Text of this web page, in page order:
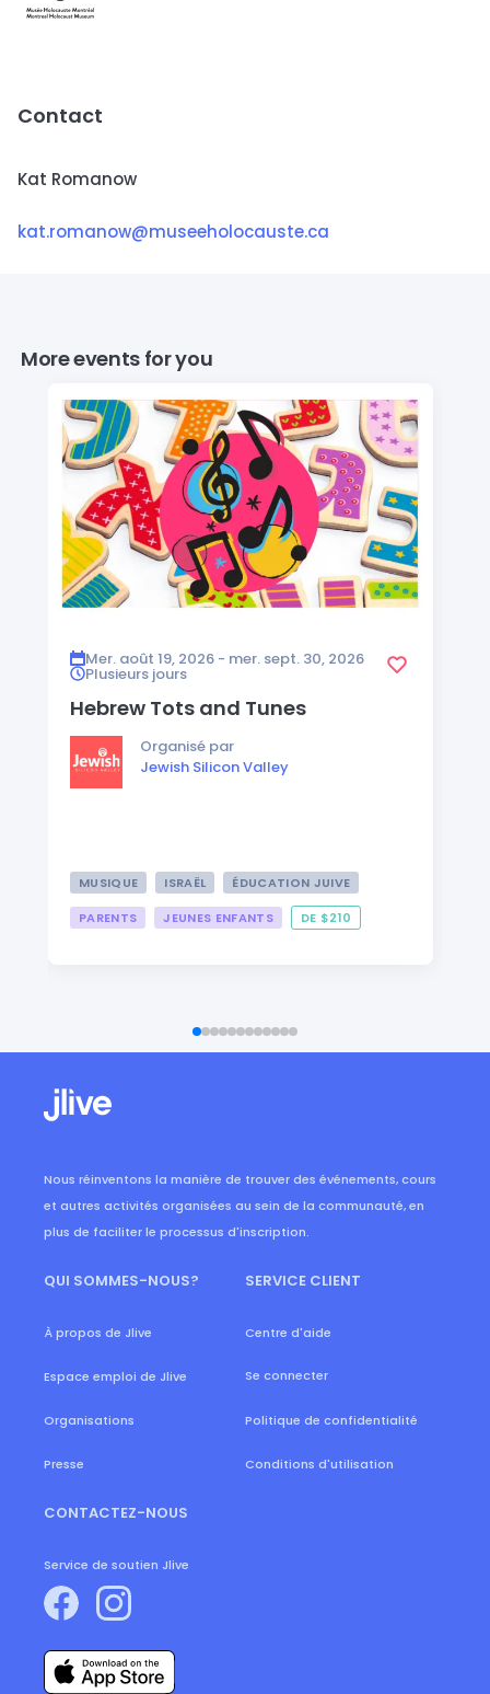
Contact
Kat Romanow
kat.romanow@museeholocauste.ca
More events for you
Mer. août 19, 2026 - mer. sept. 30, 2026
Plusieurs jours
Hebrew Tots and Tunes
Organisé par
Jewish Silicon Valley
MUSIQUE ISRAËL
ÉDUCATION JUIVE
PARENTS
JEUNES ENFANTS DE $210
Nous réinventons la manière de trouver des événements, cours
et autres activités organisées au sein de la communauté, en
plus de faciliter le processus d'inscription.
QUI SOMMES-NOUS?
À propos de Jlive
Espace emploi de Jlive
Organisations
Presse
SERVICE CLIENT
Centre d'aide
Se connecter
Politique de confidentialité
Conditions d'utilisation
CONTACTEZ-NOUS
Service de soutien Jlive